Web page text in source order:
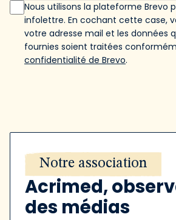
Nous utilisons la plateforme Brevo
infolettre. En cochant cette case,
votre adresse mail et les données
fournies soient traitées
confidentialité de Brevo.
Notre association
Acrimed,
des médias